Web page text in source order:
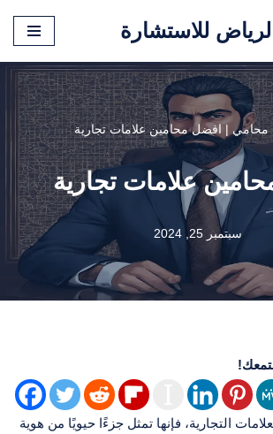
للاستشارة
محامي |افضل محامين علامات تجارية
علامات تجارية
سبتمبر 25, 2024
التجارية، فإنها تمثل جزءًا حيويًا من هوية